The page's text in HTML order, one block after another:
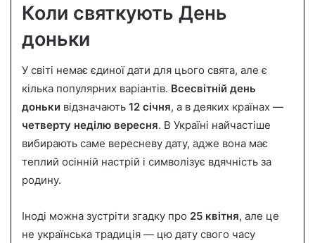
Коли святкують День
доньки
У світі немає єдиної дати для цього свята, але є
кілька популярних варіантів. Всесвітній день
доньки відзначають 12 січня, а в деяких країнах —
четверту неділю вересня. В Україні найчастіше
вибирають саме вересневу дату, адже вона має
теплий осінній настрій і символізує вдячність за
родину.
Іноді можна зустріти згадку про 25 квітня, але це
не українська традиція — цю дату свого часу